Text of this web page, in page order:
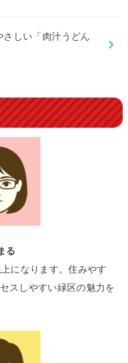
しい「肉汁うどん
る
になります。住みやす
スしやすい緑区の魅力を